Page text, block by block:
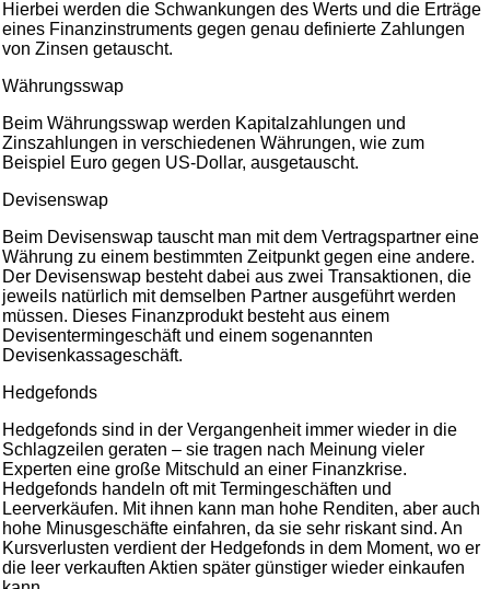
Hierbei werden die Schwankungen des Werts und die Erträge
eines Finanzinstruments gegen genau definierte Zahlungen
von Zinsen getauscht.
Währungsswap
Beim Währungsswap werden Kapitalzahlungen und
Zinszahlungen in verschiedenen Währungen, wie zum
Beispiel Euro gegen US-Dollar, ausgetauscht.
Devisenswap
Beim Devisenswap tauscht man mit dem Vertragspartner eine
Währung zu einem bestimmten Zeitpunkt gegen eine andere.
Der Devisenswap besteht dabei aus zwei Transaktionen, die
jeweils natürlich mit demselben Partner ausgeführt werden
müssen. Dieses Finanzprodukt besteht aus einem
Devisentermingeschäft und einem sogenannten
Devisenkassageschäft.
Hedgefonds
Hedgefonds sind in der Vergangenheit immer wieder in die
Schlagzeilen geraten – sie tragen nach Meinung vieler
Experten eine große Mitschuld an einer Finanzkrise.
Hedgefonds handeln oft mit Termingeschäften und
Leerverkäufen. Mit ihnen kann man hohe Renditen, aber auch
hohe Minusgeschäfte einfahren, da sie sehr riskant sind. An
Kursverlusten verdient der Hedgefonds in dem Moment, wo er
die leer verkauften Aktien später günstiger wieder einkaufen